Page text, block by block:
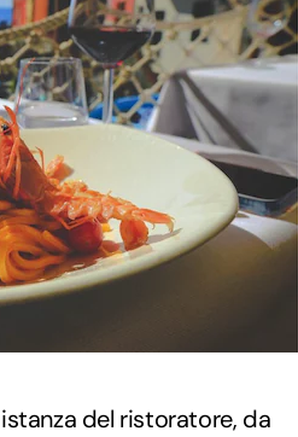
del ristoratore, da